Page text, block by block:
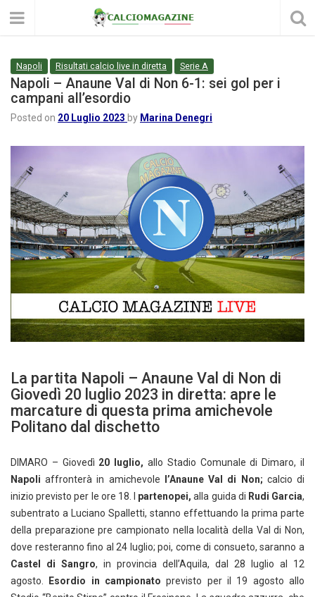
Napoli Risultati calcio live in diretta Serie A
Napoli – Anaune Val di Non 6-1: sei gol per i
campani all’esordio
Posted on 20 Luglio 2023 by Marina Denegri
La partita Napoli – Anaune Val di Non di
Giovedì 20 luglio 2023 in diretta: apre le
marcature di questa prima amichevole
Politano dal dischetto
DIMARO – Giovedì 20 luglio,allo Stadio Comunale di Dimaro, il
Napoli affronterà in amichevole l’Anaune Val di Non; calcio di
inizio previsto per le ore 18. I partenopei, alla guida di Rudi Garcia,
subentrato a Luciano Spalletti, stanno effettuando la prima parte
della preparazione pre campionato nella località della Val di Non,
dove resteranno fino al 24 luglio; poi, come di consueto, saranno a
Castel di Sangro, in provincia dell’Aquila, dal 28 luglio al 12
agosto.
Esordio in campionato previsto per il 19 agosto allo